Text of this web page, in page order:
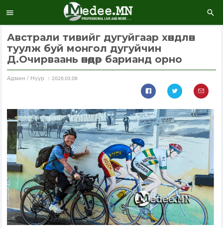
Австрали тивийг дугуйгаар хөндлөн
туулж буй монгол дугуйчин
Д.Очирваань өнөөдөр барианд орно
Aдмин / Нүүр 2026.03.06